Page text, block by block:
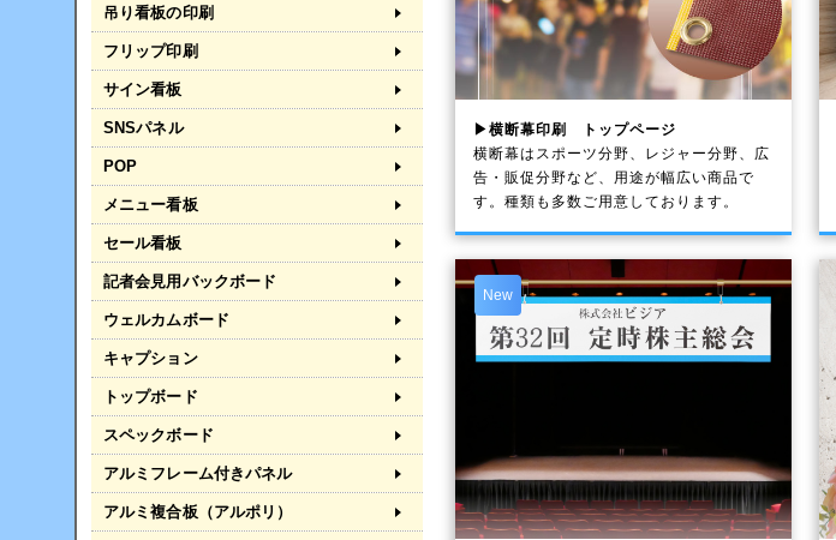
▶横断幕印刷 トップページ
横断幕はスポーツ分野、レジャー分野、広
告・販促分野など、用途が幅広い商品で
す。種類も多数ご用意しております。
New
吊り看板の印刷
フリップ印刷
サイン看板
SNSパネル
POP
メニュー看板
セール看板
記者会見用バックボード
ウェルカムボード
キャプション
トップボード
スペックボード
アルミフレーム付きパネル
アルミ複合板（アルポリ）